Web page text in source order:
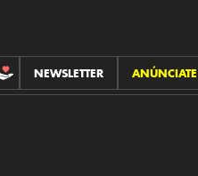
CONTRIBUCIONES
NEWSLETTER ANÚNCIATE